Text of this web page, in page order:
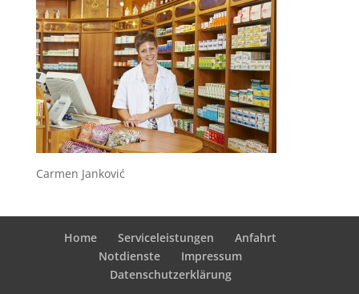
Carmen Janković
Home Serviceleistungen
Anfahrt
Notdienste
Impressum
Datenschutzerklärung